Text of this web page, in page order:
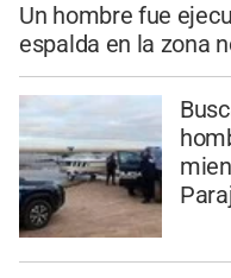
Un hombre fue
espalda en la zona